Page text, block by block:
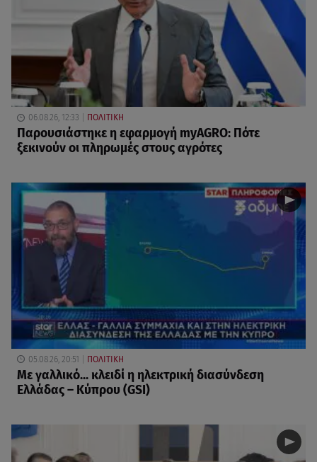
06.08.26, 12:33 ΠΟΛΙΤΙΚΗ
Παρουσιάστηκε η εφαρμογή myAGRO: Πότε
ξεκινούν οι πληρωμές στους αγρότες
05.08.26, 20:51 ΠΟΛΙΤΙΚΗ
Με γαλλικό... κλειδί η ηλεκτρική διασύνδεση
Ελλάδας – Κύπρου (GSI)